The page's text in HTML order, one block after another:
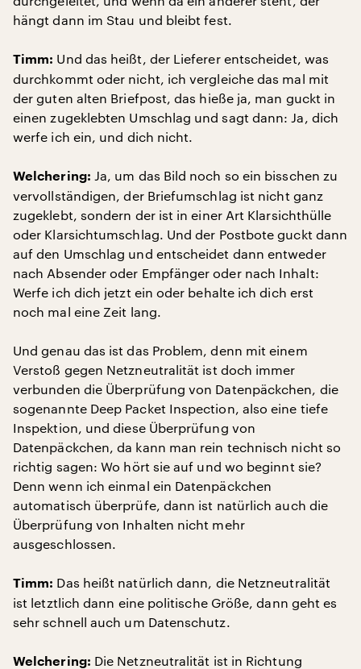
hängt dann im Stau und bleibt fest.
Timm: Und das heißt, der Lieferer entscheidet, was
durchkommt oder nicht, ich vergleiche das mal mit
der guten alten Briefpost, das hieße ja, man guckt in
einen zugeklebten Umschlag und sagt dann: Ja, dich
werfe ich ein, und dich nicht.
Welchering: Ja, um das Bild noch so ein bisschen zu
vervollständigen, der Briefumschlag ist nicht ganz
zugeklebt, sondern der ist in einer Art Klarsichthülle
oder Klarsichtumschlag. Und der Postbote guckt dann
auf den Umschlag und entscheidet dann entweder
nach Absender oder Empfänger oder nach Inhalt:
Werfe ich dich jetzt ein oder behalte ich dich erst
noch mal eine Zeit lang.
Und genau das ist das Problem, denn mit einem
Verstoß gegen Netzneutralität ist doch immer
verbunden die Überprüfung von Datenpäckchen, die
sogenannte Deep Packet Inspection, also eine tiefe
Inspektion, und diese Überprüfung von
Datenpäckchen, da kann man rein technisch nicht so
richtig sagen: Wo hört sie auf und wo beginnt sie?
Denn wenn ich einmal ein Datenpäckchen
automatisch überprüfe, dann ist natürlich auch die
Überprüfung von Inhalten nicht mehr
ausgeschlossen.
Timm: Das heißt natürlich dann, die Netzneutralität
ist letztlich dann eine politische Größe, dann geht es
sehr schnell auch um Datenschutz.
Welchering: Die Netzneutralität ist in Richtung